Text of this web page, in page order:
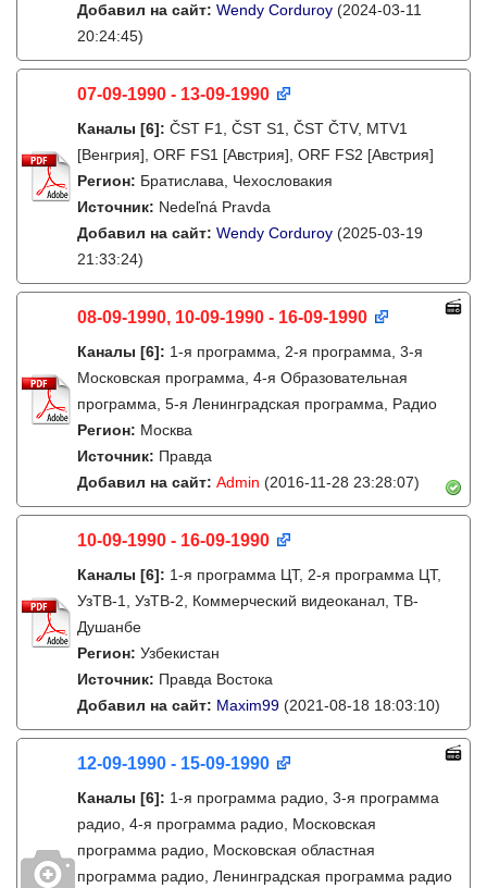
Добавил на сайт: Wendy Corduroy (2024-03-11
20:24:45)
07-09-1990 - 13-09-1990
Каналы [6]: ČST F1, ČST S1, ČST ČTV, MTV1
[Венгрия], ORF FS1 [Австрия], ORF FS2 [Австрия]
Регион: Братислава, Чехословакия
Источник: Nedeľná Pravda
Добавил на сайт: Wendy Corduroy (2025-03-19
21:33:24)
08-09-1990, 10-09-1990 - 16-09-1990
Каналы [6]: 1-я программа, 2-я программа, 3-я
Московская программа, 4-я Образовательная
программа, 5-я Ленинградская программа, Радио
Регион: Москва
Источник: Правда
Добавил на сайт: Admin (2016-11-28 23:28:07)
10-09-1990 - 16-09-1990
Каналы [6]: 1-я программа ЦТ, 2-я программа ЦТ,
УзТВ-1, УзТВ-2, Коммерческий видеоканал, ТВ-
Душанбе
Регион: Узбекистан
Источник: Правда Востока
Добавил на сайт: Maxim99 (2021-08-18 18:03:10)
12-09-1990 - 15-09-1990
Каналы [6]: 1-я программа радио, 3-я программа
радио, 4-я программа радио, Московская
программа радио, Московская областная
программа радио, Ленинградская программа радио